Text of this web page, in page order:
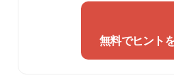
無料でヒント